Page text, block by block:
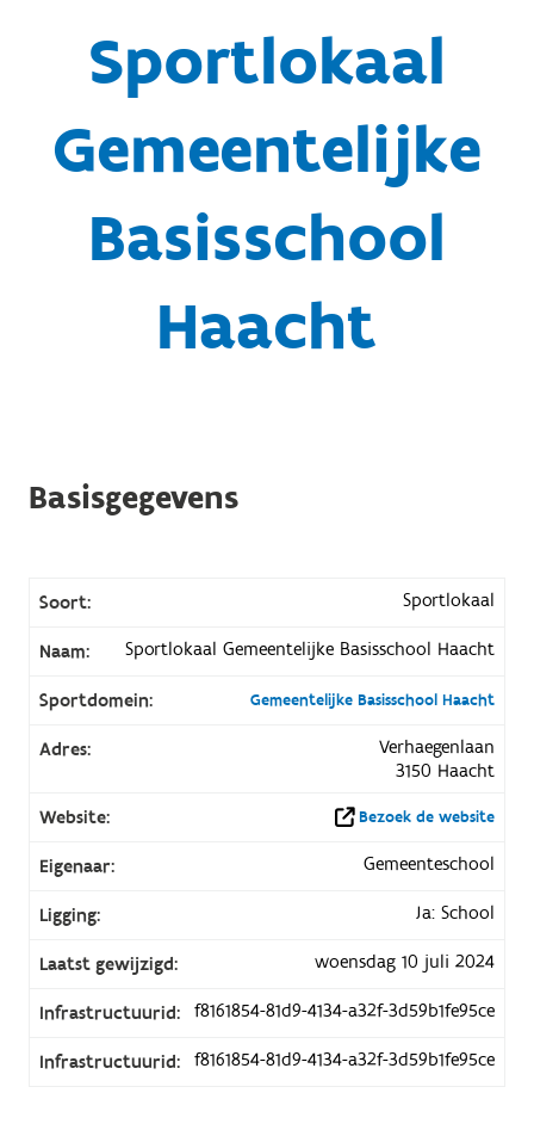
Sportlokaal
Gemeentelijke
Basisschool
Haacht
Basisgegevens
Soort: Sportlokaal
Naam: Sportlokaal Gemeentelijke Basisschool Haacht
Sportdomein: Gemeentelijke Basisschool Haacht
Adres:
Verhaegenlaan
3150 Haacht
Website:
Bezoek de website
Eigenaar: Gemeenteschool
Ligging: Ja: School
Laatst gewijzigd: woensdag 10 juli 2024
Infrastructuurid: f8161854-81d9-4134-a32f-3d59b1fe95ce
Infrastructuurid: f8161854-81d9-4134-a32f-3d59b1fe95ce